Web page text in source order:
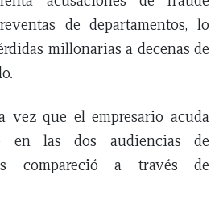
de departamentos, lo
millonarias a decenas de
vez que el empresario acuda
en las dos audiencias de
compareció a través de